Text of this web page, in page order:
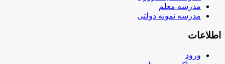
مدرسه معلم
مدرسه نمونه دولتی
اطلاعات
ورود